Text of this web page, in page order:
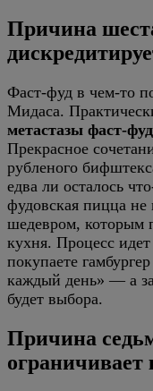
Причина
Фаст-фуд в чем-то
Мидаса.
метастазы фаст-
Прекрасное
рубленого
едва ли осталось
фудовская пицца не
шедевром, которым
кухня. Процесс
покупаете
каждый день» — а
будет выбора.
Причина
ограничивает